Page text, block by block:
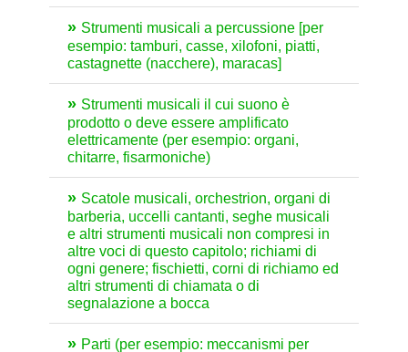
Strumenti musicali a percussione [per
esempio: tamburi, casse, xilofoni, piatti,
castagnette (nacchere), maracas]
Strumenti musicali il cui suono è
prodotto o deve essere amplificato
elettricamente (per esempio: organi,
chitarre, fisarmoniche)
Scatole musicali, orchestrion, organi di
barberia, uccelli cantanti, seghe musicali
e altri strumenti musicali non compresi in
altre voci di questo capitolo; richiami di
ogni genere; fischietti, corni di richiamo ed
altri strumenti di chiamata o di
segnalazione a bocca
Parti (per esempio: meccanismi per